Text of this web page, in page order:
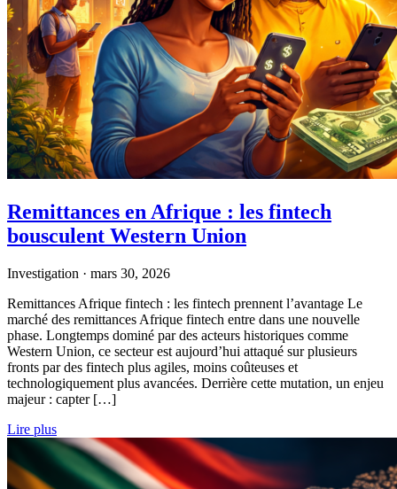
Remittances en Afrique : les fintech
bousculent Western Union
Investigation · mars 30, 2026
Remittances Afrique fintech : les fintech prennent l’avantage Le
marché des remittances Afrique fintech entre dans une nouvelle
phase. Longtemps dominé par des acteurs historiques comme
Western Union, ce secteur est aujourd’hui attaqué sur plusieurs
fronts par des fintech plus agiles, moins coûteuses et
technologiquement plus avancées. Derrière cette mutation, un enjeu
majeur : capter […]
Lire plus